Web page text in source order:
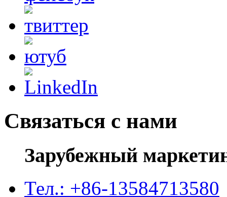
Связаться с нами
Зарубежный
Тел.: +86-13584713580